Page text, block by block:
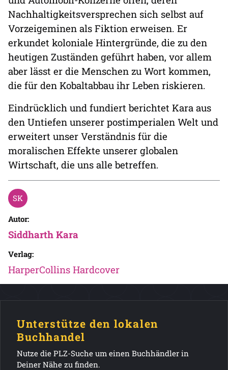
Nachhaltigkeitsversprechen sich selbst auf
Vorzeigeminen als Fiktion erweisen. Er
erkundet koloniale Hintergründe, die zu den
heutigen Zuständen geführt haben, vor allem
aber lässt er die Menschen zu Wort kommen,
die für den Kobaltabbau ihr Leben riskieren.
Eindrücklich und fundiert berichtet Kara aus
den Untiefen unserer postimperialen Welt und
erweitert unser Verständnis für die
moralischen Effekte unserer globalen
Wirtschaft, die uns alle betreffen.
Autor:
Siddharth Kara
Verlag:
HarperCollins Hardcover
Unterstütze den lokalen
Buchhandel
Nutze die PLZ-Suche um einen Buchhändler in
Deiner Nähe zu finden.